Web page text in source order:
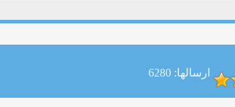
ارسالها: 6280